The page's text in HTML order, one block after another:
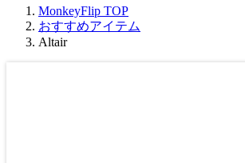
MonkeyFlip TOP
おすすめアイテム
Altair